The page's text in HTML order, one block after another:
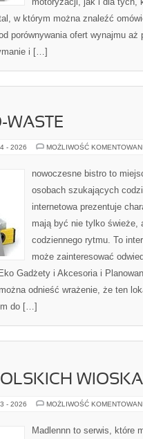
w którym można znaleźć
porównywania ofert wynajmu aż
i […]
WASTE
- 2026 MOŻLIWOŚĆ
nowoczesne bistro to
osobach szukających
internetowa prezentuje
mają być nie tylko świeże,
codziennego rytmu. To
może zainteresować
Gadżety i Akcesoria i
odnieść wrażenie, że ten
do […]
- 2026 MOŻLIWOŚĆ
Madlennn to serwis, które